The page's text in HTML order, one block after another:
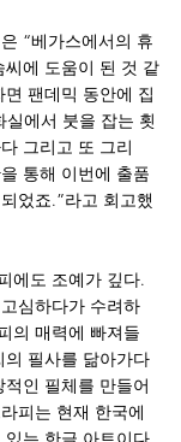
“베가스에서의 휴
씨에 도움이 된 것 같
팬데믹 동안에 집
에서 붓을 잡는 횟
그리고 또 그리
통해 이번에 출품
었죠.”라고 회고했
에도 조예가 깊다.
심하다가 수려하
의 매력에 빠져들
필사를 닮아가다
인 필체를 만들어
피는 현재 한국에